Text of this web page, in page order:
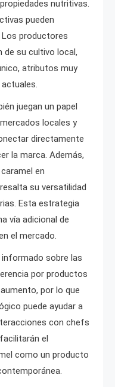
nutritivas.
pueden
Los productores
de su cultivo local,
atributos muy
juegan un papel
locales y
directamente
la marca. Además,
en
su versatilidad
Esta estrategia
vía adicional de
el mercado.
sobre las
por productos
por lo que
puede ayudar a
con chefs
el
como un producto